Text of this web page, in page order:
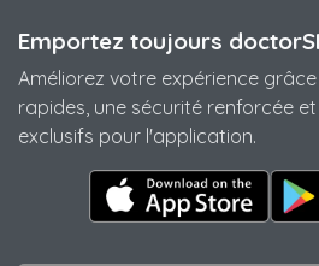
Emportez toujours
Améliorez votre expérience
rapides, une sécurité renforcée
exclusifs pour l'application.